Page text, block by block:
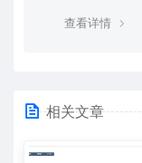
查看详情
相关文章